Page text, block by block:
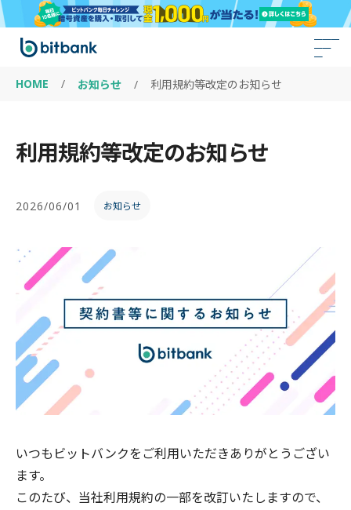
HOME / お知らせ / 利用規約等改定のお知らせ
利用規約等改定のお知らせ
2026/06/01 お知らせ
いつもビットバンクをご利用いただきありがとうござい
ます。
このたび、当社利用規約の一部を改訂いたしますので、